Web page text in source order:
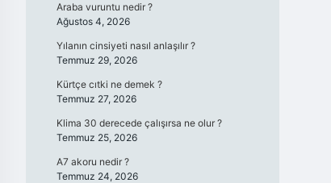
Araba vuruntu nedir ?
Ağustos 4, 2026
Yılanın cinsiyeti nasıl anlaşılır ?
Temmuz 29, 2026
Kürtçe cıtki ne demek ?
Temmuz 27, 2026
Klima 30 derecede çalışırsa ne olur ?
Temmuz 25, 2026
A7 akoru nedir ?
Temmuz 24, 2026